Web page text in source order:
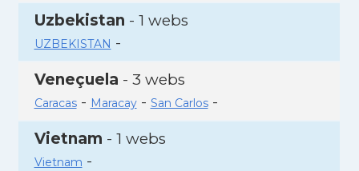
Uzbekistan - 1 webs
UZBEKISTAN -
Veneçuela - 3 webs
Caracas- Maracay- San Carlos-
Vietnam - 1 webs
Vietnam -